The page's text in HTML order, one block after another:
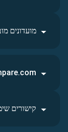
מועדונים
קישורים